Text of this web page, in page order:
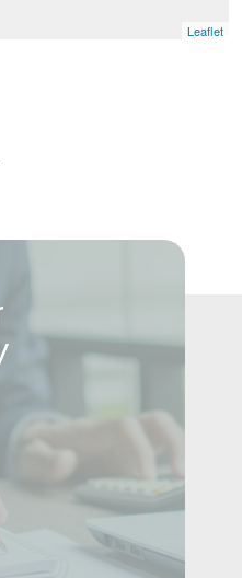
Leaflet